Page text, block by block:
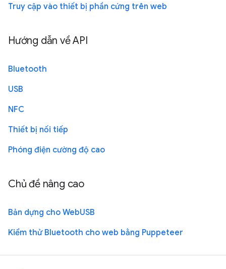
Truy cập vào thiết bị phần cứng trên web
Hướng dẫn về API
Bluetooth
USB
NFC
Thiết bị nối tiếp
Phóng điện cường độ cao
Chủ đề nâng cao
Bản dựng cho WebUSB
Kiểm thử Bluetooth cho web bằng Puppeteer